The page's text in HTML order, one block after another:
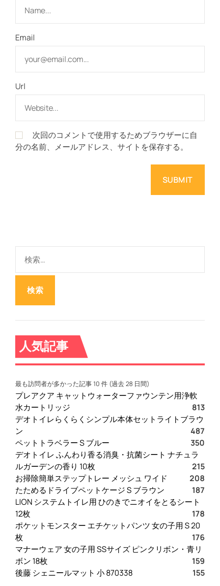
Email
Url
次回のコメントで使用するためブラウザーに自
分の名前、メールアドレス、サイトを保存する。
:
人気記事
最も訪問者が多かった記事 10 件 (過去 28 日間)
プレアクア キャットウォーターファウンテン用浄軟
水カートリッジ
813
デオトイレらくらくシンプル本体セットライトブラウ
ン
487
ペットトラベラー S ブルー
350
デオトイレ ふんわり香る消臭・抗菌シート ナチュラ
ルガーデンの香り 10枚
215
お掃除簡単ステップトレー メッシュ ワイド
208
たためるドライブペットケージ S ブラウン
187
LION システムトイレ用 ひのきでニオイをとるシート
12枚
178
ポケットモンスター エチケットパンツ 女の子用 S 20
枚
176
マナーウェア 女の子用 SSサイズ ピンクリボン・青リ
ボン 18枚
159
後藤 シェニールマット 小 870338
155